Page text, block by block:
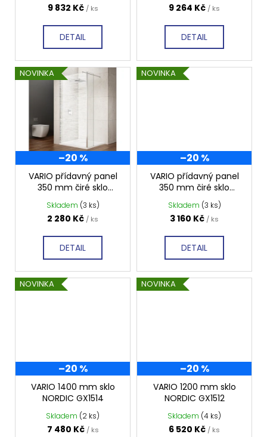
9 832 Kč / ks
DETAIL
9 264 Kč / ks
DETAIL
NOVINKA
–20 %
VARIO přídavný panel
350 mm čiré sklo
GX3510 - chrom
Skladem (3 ks)
2 280 Kč / ks
DETAIL
NOVINKA
–20 %
VARIO přídavný panel
350 mm čiré sklo
GX3514 - černá mat
Skladem (3 ks)
3 160 Kč / ks
DETAIL
NOVINKA
–20 %
VARIO 1400 mm sklo
NORDIC GX1514
Skladem (2 ks)
7 480 Kč / ks
NOVINKA
–20 %
VARIO 1200 mm sklo
NORDIC GX1512
Skladem (4 ks)
6 520 Kč / ks